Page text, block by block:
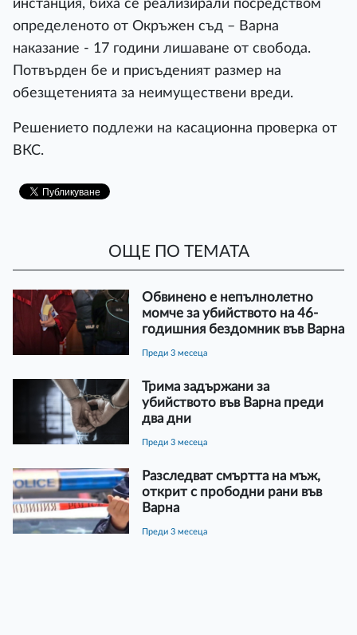
инстанция, биха се реализирали посредством
определеното от Окръжен съд – Варна
наказание - 17 години лишаване от свобода.
Потвърден бе и присъденият размер на
обезщетенията за неимуществени вреди.
Решението подлежи на касационна проверка от
ВКС.
ОЩЕ ПО ТЕМАТА
Обвинено е непълнолетно
момче за убийството на 46-
годишния бездомник във Варна
преди 3 месеца
Трима задържани за
убийството във Варна преди
два дни
преди 3 месеца
Разследват смъртта на мъж,
открит с прободни рани във
Варна
преди 3 месеца